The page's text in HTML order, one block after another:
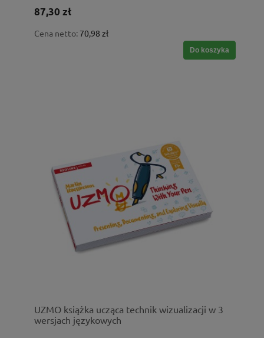
87,30 zł
Cena netto: 70,98 zł
Do koszyka
UZMO książka ucząca technik wizualizacji w 3
wersjach językowych